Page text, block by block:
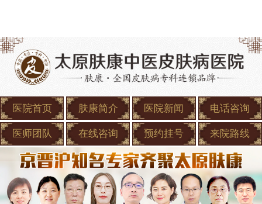
医院首页 肤康简介 医院新闻 电话咨询
医师团队 在线咨询 预约挂号 来院路线